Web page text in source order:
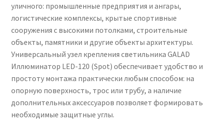
уличного: промышленные предприятия и ангары,
логистические комплексы, крытые спортивные
сооружения с высокими потолками, строительные
объекты, памятники и другие объекты архитектуры.
Универсальный узел крепления светильника GALAD
Иллюминатор LED-120 (Spot) обеспечивает удобство и
простоту монтажа практически любым способом: на
опорную поверхность, трос или трубу, а наличие
дополнительных аксессуаров позволяет формировать
необходимые защитные углы.